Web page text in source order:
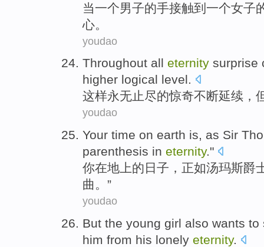
当一个男子的手接触到一个女子
心。
youdao
Throughout all eternity surprise
higher logical level.
这样永无止尽的惊奇不断延续 ，
youdao
Your time on earth is, as Sir
parenthesis in eternity."
你在地上的日子， 正如汤玛斯爵
曲 。”
youdao
But the young girl also wants to
him from his lonely eternity.